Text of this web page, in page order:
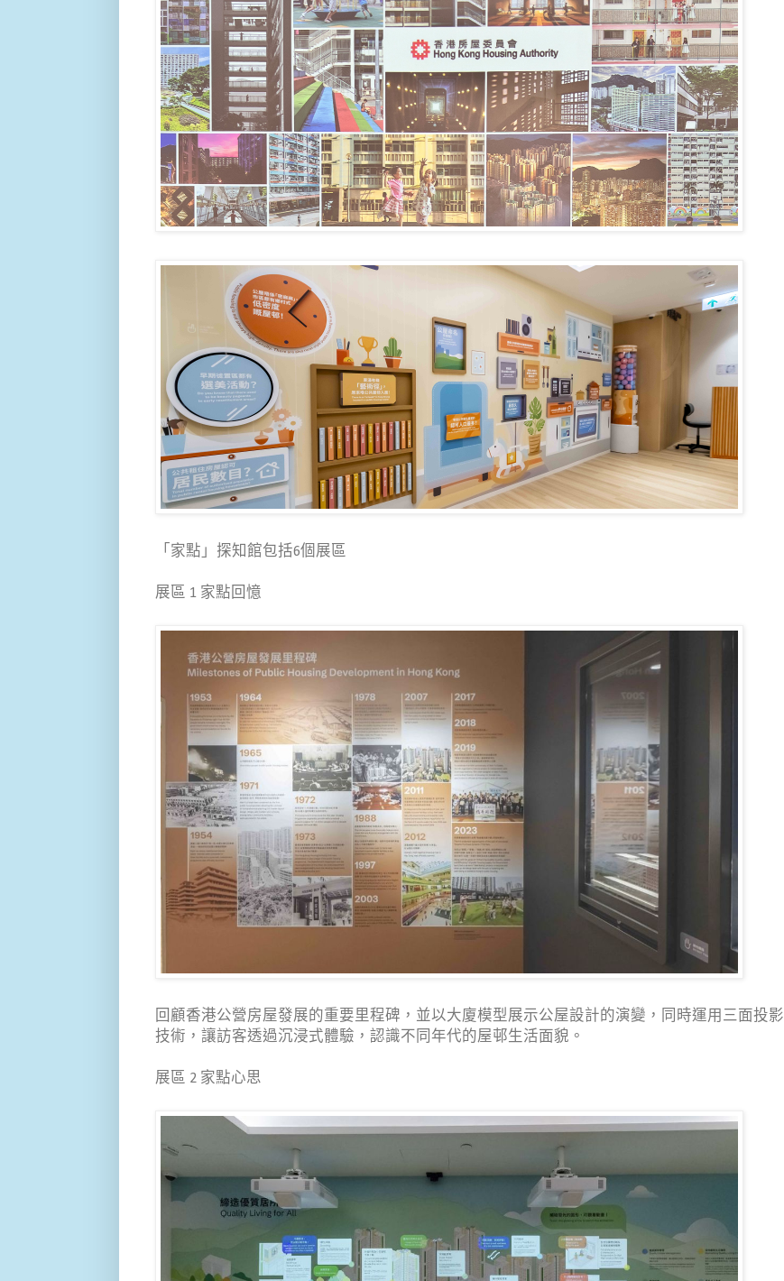
「家點」探知館包括6個展區
展區 1 家點回憶
回顧香港公營房屋發展的重要里程碑，並以大廈模型展示公屋設計的演變，同時運用三面投影
技術，讓訪客透過沉浸式體驗，認識不同年代的屋邨生活面貌。
展區 2 家點心思